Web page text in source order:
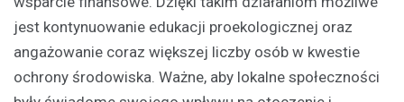
jest kontynuowanie edukacji proekologicznej oraz
angażowanie coraz większej liczby osób w kwestie
ochrony środowiska. Ważne, aby lokalne społeczności